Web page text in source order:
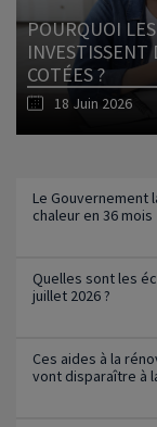
POURQUOI
INVESTISSENT
COTÉES ?
18 Juin 2026
Le Gouvernement
chaleur en 36 mois
Quelles sont les
juillet 2026 ?
Ces aides à la
vont disparaître à